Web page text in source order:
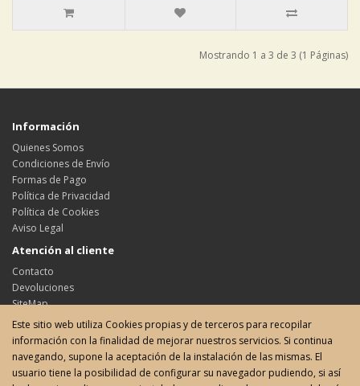
Mostrando 1 a 3 de 3 (1 Páginas)
Información
Quienes Somos
Condiciones de Envío
Formas de Pago
Política de Privacidad
Política de Cookies
Aviso Legal
Atención al cliente
Contacto
Devoluciones
SiteMap
Su cuenta
Su cuenta
Historial de pedidos
Favoritos
Este sitio web utiliza Cookies propias y de terceros para recopilar
información con la finalidad de mejorar nuestros servicios. Si continua
navegando, supone la aceptación de la instalación de las mismas. El
usuario tiene la posibilidad de configurar su navegador pudiendo, si así